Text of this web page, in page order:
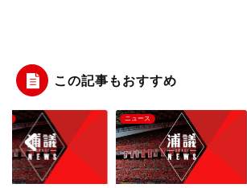
この記事もおすすめ
ニュース